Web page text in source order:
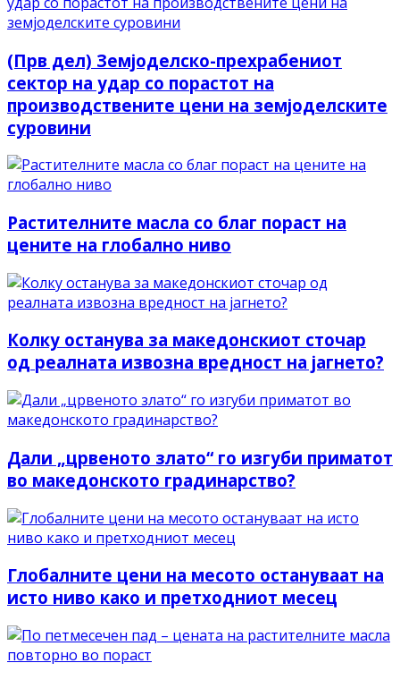
(Прв дел) Земјоделско-прехрабениот
сектор на удар со порастот на
производствените цени на земјоделските
суровини
Растителните масла со благ пораст на
цените на глобално ниво
Колку останува за македонскиот сточар
од реалната извозна вредност на јагнето?
Дали „црвеното злато“ го изгуби приматот
во македонското градинарство?
Глобалните цени на месото остануваат на
исто ниво како и претходниот месец